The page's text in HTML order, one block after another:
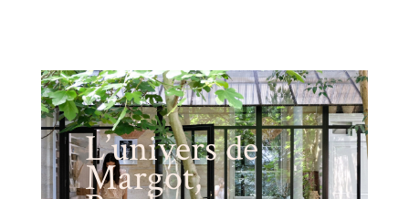
L’univers de
Margot,